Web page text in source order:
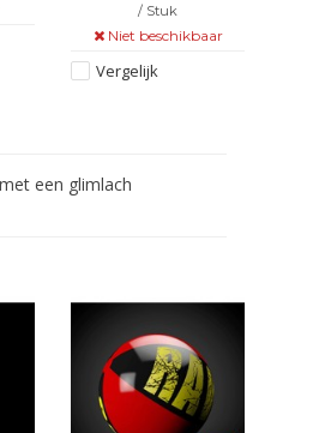
/ Stuk
Niet beschikbaar
Vergelijk
een glimlach